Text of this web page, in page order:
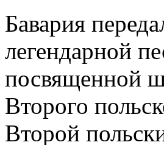
Бавария
легендарной
посвященной
Второго
Второй